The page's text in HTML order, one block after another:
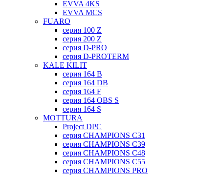
EVVA 4KS
EVVA MCS
FUARO
серия 100 Z
серия 200 Z
серия D-PRO
серия D-PROTERM
KALE KILIT
серия 164 B
серия 164 DB
серия 164 F
серия 164 OBS S
серия 164 S
MOTTURA
Project DPC
серия CHAMPIONS C31
серия CHAMPIONS C39
серия CHAMPIONS C48
серия CHAMPIONS C55
серия CHAMPIONS PRO